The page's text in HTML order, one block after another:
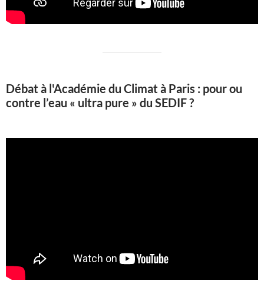
Débat à l'Académie du Climat à Paris : pour ou
contre l’eau « ultra pure » du SEDIF ?